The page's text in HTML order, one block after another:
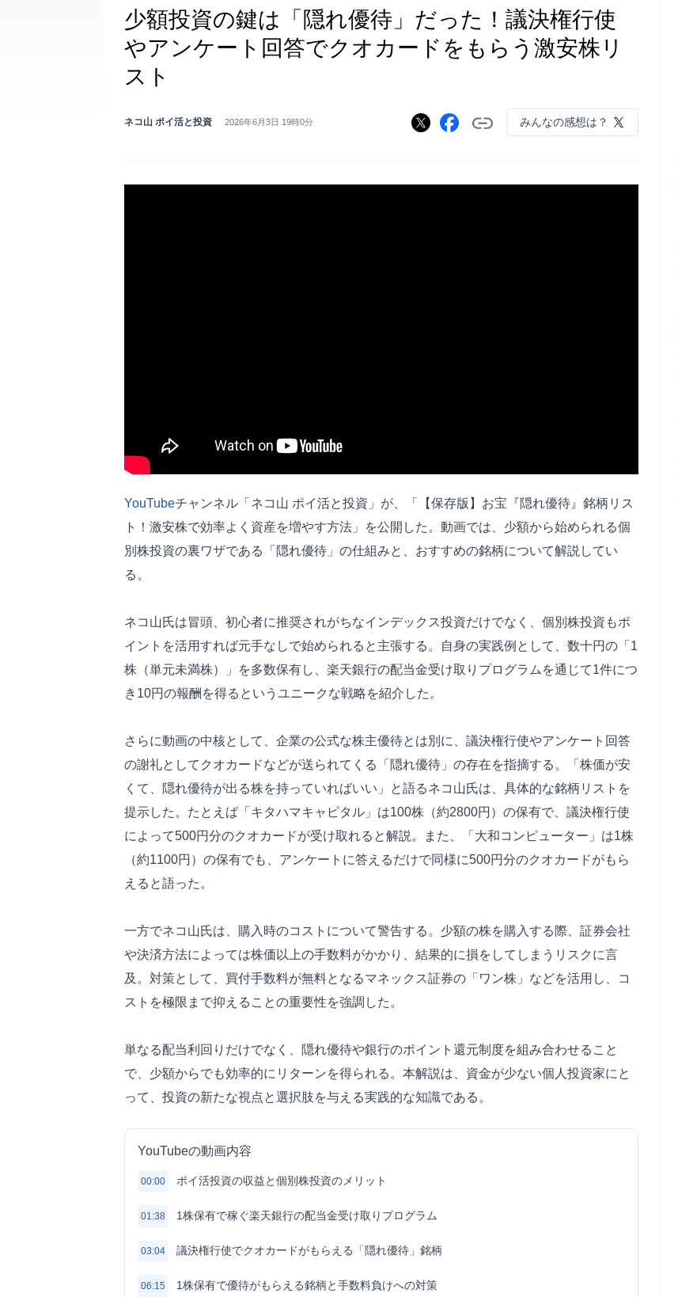
少額投資の鍵は「隠れ優待」だった！議決権行使
やアンケート回答でクオカードをもらう激安株リ
スト
ネコ山 ポイ活と投資 2026年6月3日 19時0分 みんなの感想は？
YouTubeチャンネル「ネコ山 ポイ活と投資」が、「【保存版】お宝『隠れ優待』銘柄リス
ト！激安株で効率よく資産を増やす方法」を公開した。動画では、少額から始められる個
別株投資の裏ワザである「隠れ優待」の仕組みと、おすすめの銘柄について解説してい
る。
ネコ山氏は冒頭、初心者に推奨されがちなインデックス投資だけでなく、個別株投資もポ
イントを活用すれば元手なしで始められると主張する。自身の実践例として、数十円の「1
株（単元未満株）」を多数保有し、楽天銀行の配当金受け取りプログラムを通じて1件につ
き10円の報酬を得るというユニークな戦略を紹介した。
さらに動画の中核として、企業の公式な株主優待とは別に、議決権行使やアンケート回答
の謝礼としてクオカードなどが送られてくる「隠れ優待」の存在を指摘する。「株価が安
くて、隠れ優待が出る株を持っていればいい」と語るネコ山氏は、具体的な銘柄リストを
提示した。たとえば「キタハマキャピタル」は100株（約2800円）の保有で、議決権行使
によって500円分のクオカードが受け取れると解説。また、「大和コンピューター」は1株
（約1100円）の保有でも、アンケートに答えるだけで同様に500円分のクオカードがもら
えると語った。
一方でネコ山氏は、購入時のコストについて警告する。少額の株を購入する際、証券会社
や決済方法によっては株価以上の手数料がかかり、結果的に損をしてしまうリスクに言
及。対策として、買付手数料が無料となるマネックス証券の「ワン株」などを活用し、コ
ストを極限まで抑えることの重要性を強調した。
単なる配当利回りだけでなく、隠れ優待や銀行のポイント還元制度を組み合わせること
で、少額からでも効率的にリターンを得られる。本解説は、資金が少ない個人投資家にと
って、投資の新たな視点と選択肢を与える実践的な知識である。
YouTubeの動画内容
00:00 ポイ活投資の収益と個別株投資のメリット
01:38 1株保有で稼ぐ楽天銀行の配当金受け取りプログラム
03:04 議決権行使でクオカードがもらえる「隠れ優待」銘柄
06:15 1株保有で優待がもらえる銘柄と手数料負けへの対策